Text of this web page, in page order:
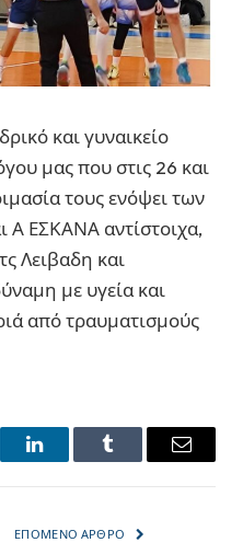
και γυναικείο
μας που στις 26 και
τους ενόψει των
Α ΕΣΚΑΝΑ αντίστοιχα,
Λειβαδη και
με υγεία και
από τραυματισμούς
LinkedInTumblr Email
ΕΠΌΜΕΝΟ ΆΡΘΡΟ